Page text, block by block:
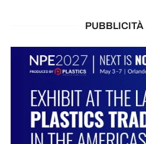
PUBBLICITÀ